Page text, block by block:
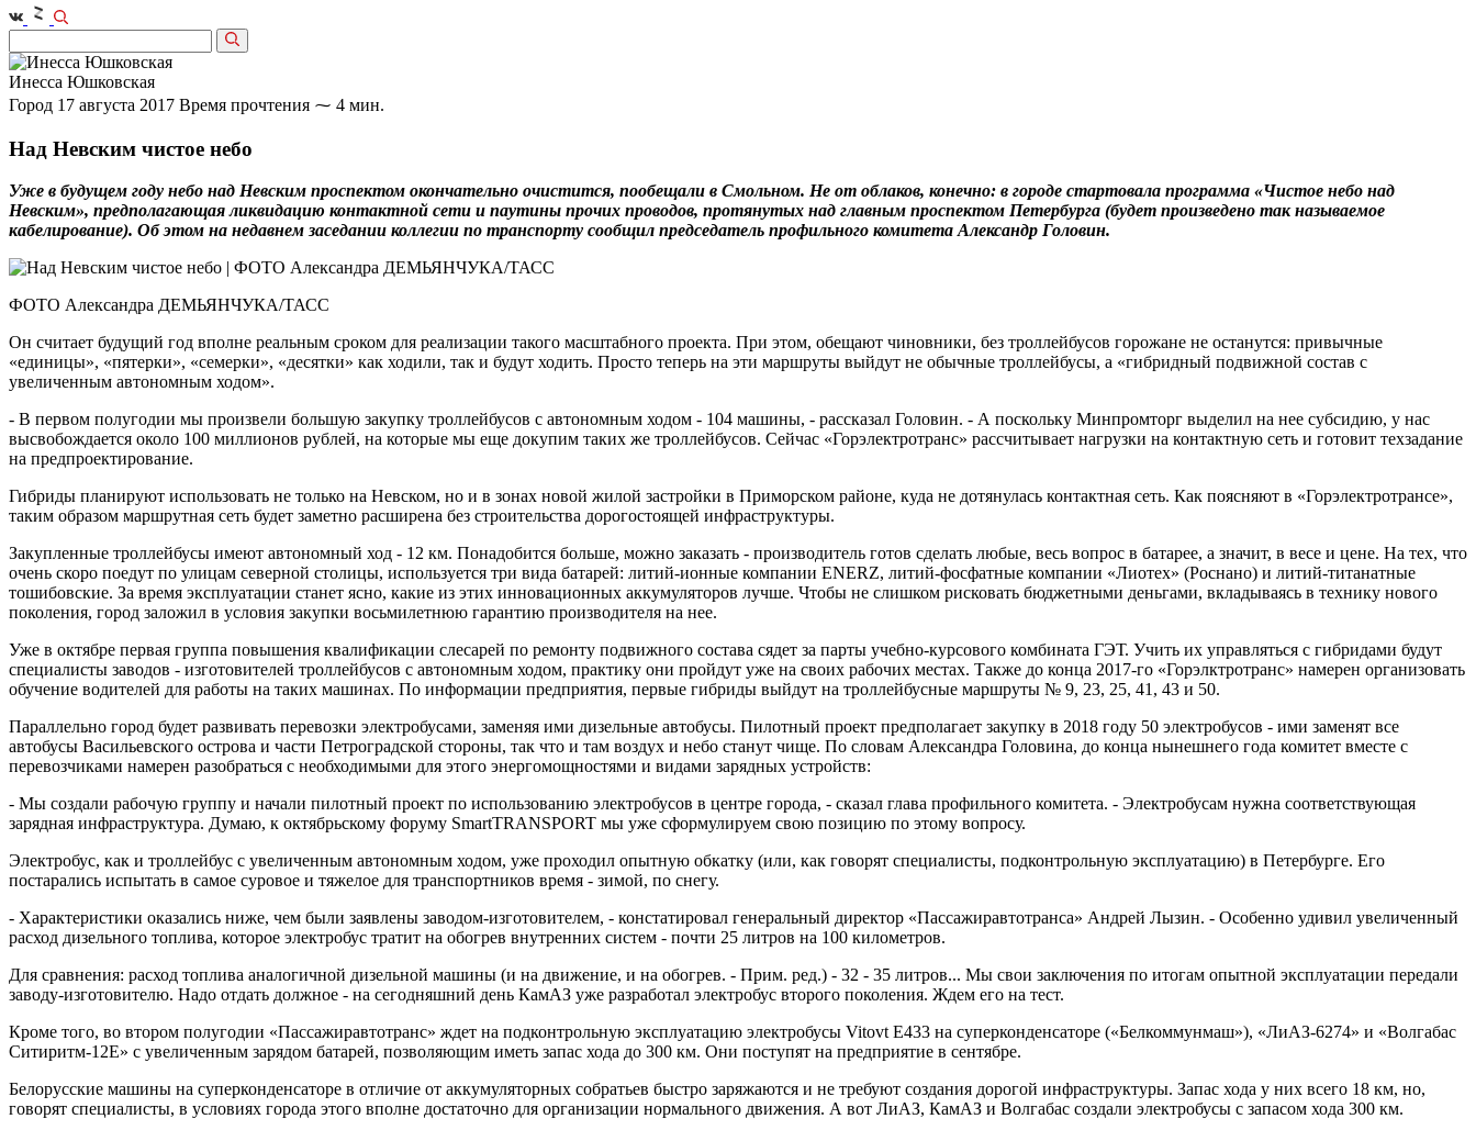
Инесса Юшковская
Город 17 августа 2017 Время прочтения ⁓ 4 мин.
Над Невским чистое небо
Уже в будущем году небо над Невским проспектом окончательно очистится, пообещали в Смольном. Не от облаков, конечно: в городе стартовала программа «Чистое небо над
Невским», предполагающая ликвидацию контактной сети и паутины прочих проводов, протянутых над главным проспектом Петербурга (будет произведено так называемое
кабелирование). Об этом на недавнем заседании коллегии по транспорту сообщил председатель профильного комитета Александр Головин.
ФОТО Александра ДЕМЬЯНЧУКА/ТАСС
Он считает будущий год вполне реальным сроком для реализации такого масштабного проекта. При этом, обещают чиновники, без троллейбусов горожане не останутся: привычные
«единицы», «пятерки», «семерки», «десятки» как ходили, так и будут ходить. Просто теперь на эти маршруты выйдут не обычные троллейбусы, а «гибридный подвижной состав с
увеличенным автономным ходом».
- В первом полугодии мы произвели большую закупку троллейбусов с автономным ходом - 104 машины, - рассказал Головин. - А поскольку Минпромторг выделил на нее субсидию, у нас
высвобождается около 100 миллионов рублей, на которые мы еще докупим таких же троллейбусов. Сейчас «Горэлектротранс» рассчитывает нагрузки на контактную сеть и готовит техзадание
на предпроектирование.
Гибриды планируют использовать не только на Невском, но и в зонах новой жилой застройки в Приморском районе, куда не дотянулась контактная сеть. Как поясняют в «Горэлектротрансе»,
таким образом маршрутная сеть будет заметно расширена без строительства дорогостоящей инфраструктуры.
Закупленные троллейбусы имеют автономный ход - 12 км. Понадобится больше, можно заказать - производитель готов сделать любые, весь вопрос в батарее, а значит, в весе и цене. На тех, что
очень скоро поедут по улицам северной столицы, используется три вида батарей: литий-ионные компании ENERZ, литий-фосфатные компании «Лиотех» (Роснано) и литий-титанатные
тошибовские. За время эксплуатации станет ясно, какие из этих инновационных аккумуляторов лучше. Чтобы не слишком рисковать бюджетными деньгами, вкладываясь в технику нового
поколения, город заложил в условия закупки восьмилетнюю гарантию производителя на нее.
Уже в октябре первая группа повышения квалификации слесарей по ремонту подвижного состава сядет за парты учебно-курсового комбината ГЭТ. Учить их управляться с гибридами будут
специалисты заводов - изготовителей троллейбусов с автономным ходом, практику они пройдут уже на своих рабочих местах. Также до конца 2017-го «Горэлктротранс» намерен организовать
обучение водителей для работы на таких машинах. По информации предприятия, первые гибриды выйдут на троллейбусные маршруты № 9, 23, 25, 41, 43 и 50.
Параллельно город будет развивать перевозки электробусами, заменяя ими дизельные автобусы. Пилотный проект предполагает закупку в 2018 году 50 электробусов - ими заменят все
автобусы Васильевского острова и части Петроградской стороны, так что и там воздух и небо станут чище. По словам Александра Головина, до конца нынешнего года комитет вместе с
перевозчиками намерен разобраться с необходимыми для этого энергомощностями и видами зарядных устройств:
- Мы создали рабочую группу и начали пилотный проект по использованию электробусов в центре города, - сказал глава профильного комитета. - Электробусам нужна соответствующая
зарядная инфраструктура. Думаю, к октябрьскому форуму SmartTRANSPORT мы уже сформулируем свою позицию по этому вопросу.
Электробус, как и троллейбус с увеличенным автономным ходом, уже проходил опытную обкатку (или, как говорят специалисты, подконтрольную эксплуатацию) в Петербурге. Его
постарались испытать в самое суровое и тяжелое для транспортников время - зимой, по снегу.
- Характеристики оказались ниже, чем были заявлены заводом-изготовителем, - констатировал генеральный директор «Пассажиравтотранса» Андрей Лызин. - Особенно удивил увеличенный
расход дизельного топлива, которое электробус тратит на обогрев внутренних систем - почти 25 литров на 100 километров.
Для сравнения: расход топлива аналогичной дизельной машины (и на движение, и на обогрев. - Прим. ред.) - 32 - 35 литров... Мы свои заключения по итогам опытной эксплуатации передали
заводу-изготовителю. Надо отдать должное - на сегодняшний день КамАЗ уже разработал электробус второго поколения. Ждем его на тест.
Кроме того, во втором полугодии «Пассажиравтотранс» ждет на подконтрольную эксплуатацию электробусы Vitovt Е433 на суперконденсаторе («Белкоммунмаш»), «ЛиАЗ-6274» и «Волгабас
Ситиритм-12Е» с увеличенным зарядом батарей, позволяющим иметь запас хода до 300 км. Они поступят на предприятие в сентябре.
Белорусские машины на суперконденсаторе в отличие от аккумуляторных собратьев быстро заряжаются и не требуют создания дорогой инфраструктуры. Запас хода у них всего 18 км, но,
говорят специалисты, в условиях города этого вполне достаточно для организации нормального движения. А вот ЛиАЗ, КамАЗ и Волгабас создали электробусы с запасом хода 300 км.